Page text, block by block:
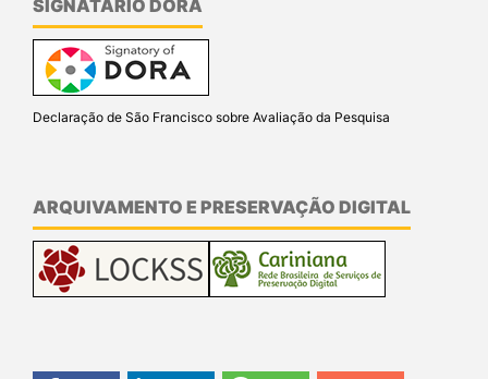
SIGNATÁRIO DORA
Declaração de São Francisco sobre Avaliação da Pesquisa
ARQUIVAMENTO E PRESERVAÇÃO DIGITAL